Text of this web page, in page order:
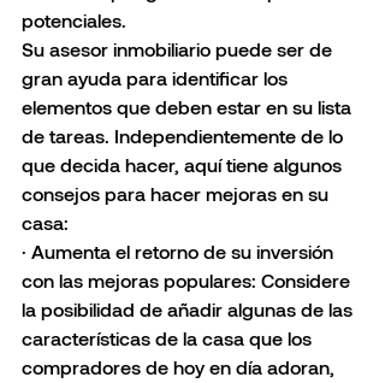
potenciales.
Su asesor inmobiliario puede ser de
gran ayuda para identificar los
elementos que deben estar en su lista
de tareas. Independientemente de lo
que decida hacer, aquí tiene algunos
consejos para hacer mejoras en su
casa:
· Aumenta el retorno de su inversión
con las mejoras populares: Considere
la posibilidad de añadir algunas de las
características de la casa que los
compradores de hoy en día adoran,